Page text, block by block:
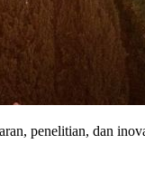
penelitian, dan